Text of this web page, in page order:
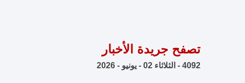
تصفح جريدة الأخبار
4092 - الثلاثاء 02 - يونيو - 2026